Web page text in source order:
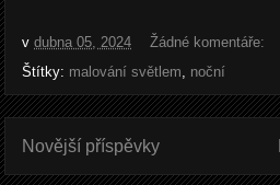
v dubna 05, 2024
Žádné komentáře:
Štítky: malování světlem noční
Novější příspěvky